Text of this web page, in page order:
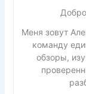
Меня зовут
команду
обзоры,